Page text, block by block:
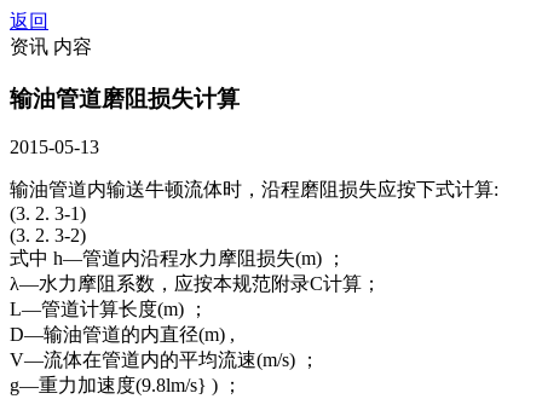
返回
资讯 内容
输油管道磨阻损失计算
2015-05-13
输油管道内输送牛顿流体时，沿程磨阻损失应按下式计算:
(3. 2. 3-1)
(3. 2. 3-2)
式中 h—管道内沿程水力摩阻损失(m) ；
λ—水力摩阻系数，应按本规范附录C计算；
L—管道计算长度(m) ；
D—输油管道的内直径(m) ,
V—流体在管道内的平均流速(m/s) ；
g—重力加速度(9.8lm/s} ) ；